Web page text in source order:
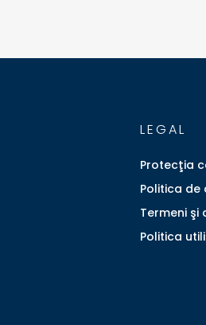
LEGAL
Protecţia
Politica
Termeni şi
Politica